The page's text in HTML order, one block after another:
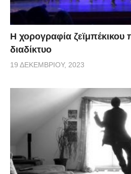
Η χορογραφία ζεϊμπέκικου
διαδίκτυο
19 ΔΕΚΕΜΒΡΊΟΥ, 2023